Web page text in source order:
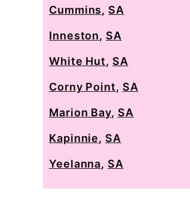
Cummins, SA
Inneston, SA
White Hut, SA
Corny Point, SA
Marion Bay, SA
Kapinnie, SA
Yeelanna, SA